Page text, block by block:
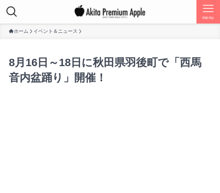
menu
ホーム イベント＆ニュース
8月16日～18日に秋田県羽後町で「西馬
音内盆踊り」開催！